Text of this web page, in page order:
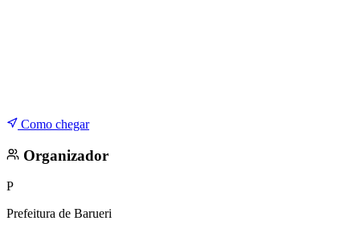
Como chegar
Organizador
P
Prefeitura de Barueri